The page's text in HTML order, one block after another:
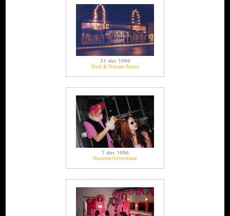
31 dec 1996
Oud & Nieuw Feest
7 dec 1996
Noorderlichtshow